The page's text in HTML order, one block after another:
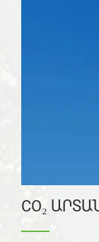
CO₂